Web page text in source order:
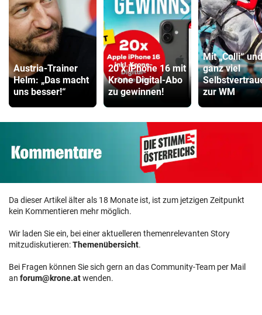
Austria-Trainer
Helm: „Das macht
uns besser!“
20 x iPhone 16 mit
Krone Digital-Abo
zu gewinnen!
Mit „Colli“ und
ganz viel
zur WM
Da dieser Artikel älter als 18 Monate ist, ist zum jetzigen Zeitpunkt
kein Kommentieren mehr möglich.
Wir laden Sie ein, bei einer aktuelleren themenrelevanten Story
mitzudiskutieren:Themenübersicht.
Bei Fragen können Sie sich gern an das Community-Team per Mail
an forum@krone.atwenden.